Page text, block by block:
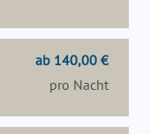
ab 140,00 €
pro Nacht